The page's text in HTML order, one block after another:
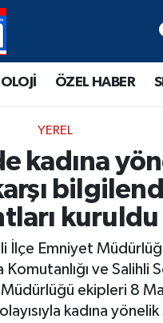
ÖZEL HABER
YEREL
kadına
kuruldu
İlçe Emniyet
Komutanlığı ve Salihli
ekipleri 8
kadına
Durumu